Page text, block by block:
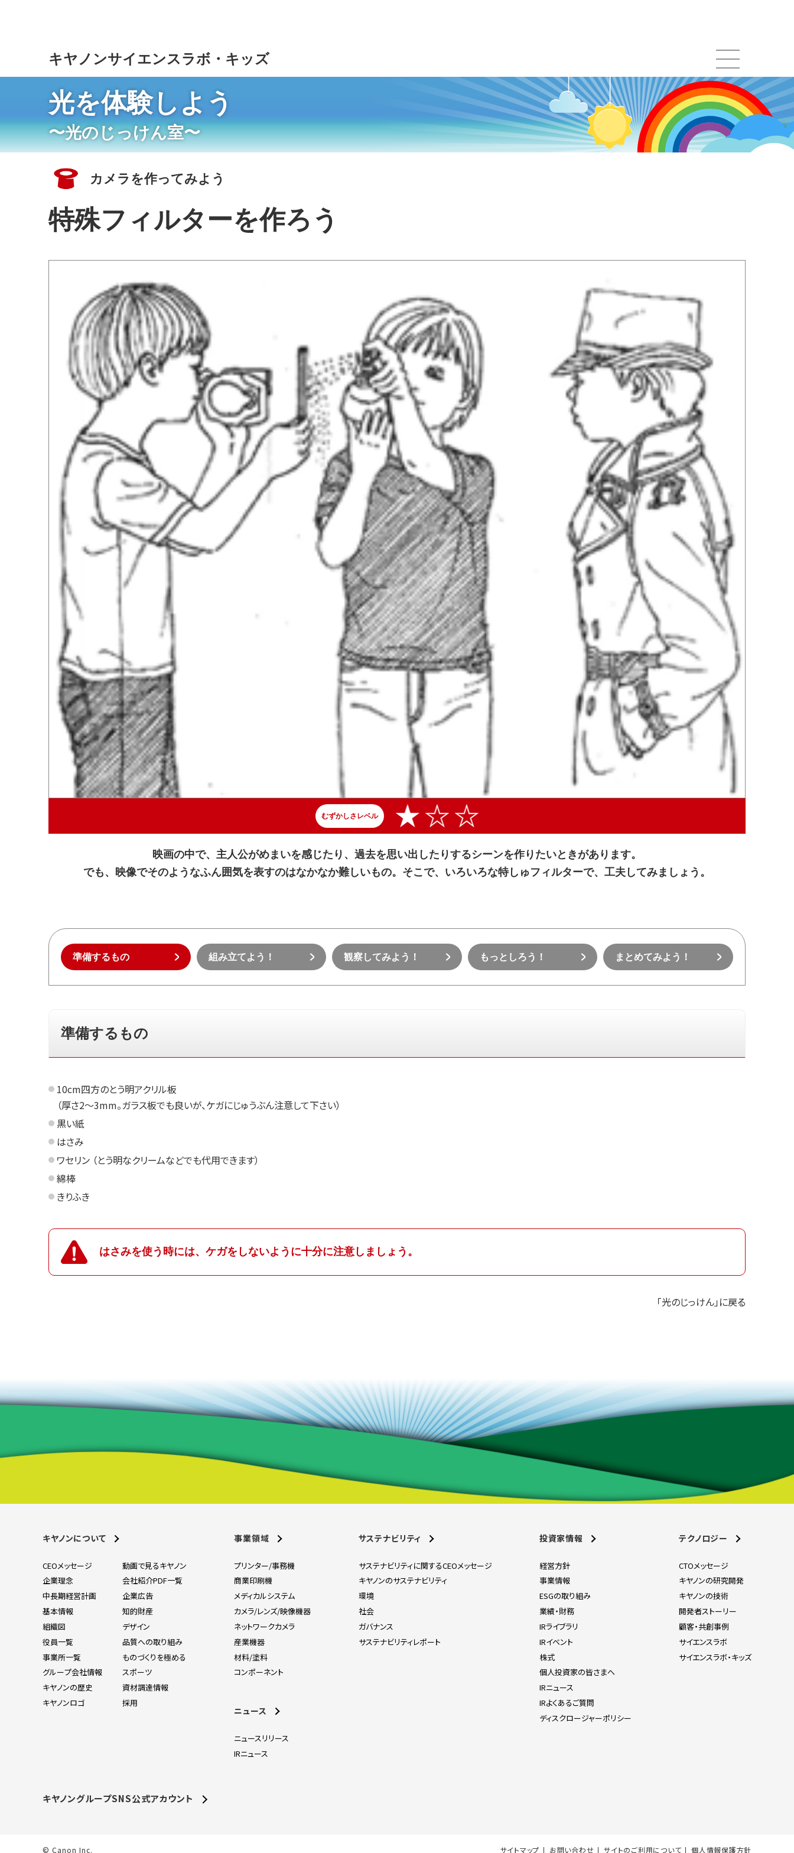
の
へ
移
動
キヤノンサイエンスラボ・キッズ
光を体験しよう
〜光のじっけん室〜
カメラを作ってみよう
特殊フィルターを作ろう
むずかしさレベル
映画の中で、主人公がめまいを感じたり、過去を思い出したりするシーンを作りたいときがあります。
でも、映像でそのようなふん囲気を表すのはなかなか難しいもの。そこで、いろいろな特しゅフィルターで、工夫してみましょう。
準備するもの 組み立てよう！ 観察してみよう！ もっとしろう！ まとめてみよう！
準備するもの
10cm四方のとう明アクリル板
（厚さ2～3mm。ガラス板でも良いが、ケガにじゅうぶん注意して下さい）
黒い紙
はさみ
ワセリン （とう明なクリームなどでも代用できます）
綿棒
きりふき
はさみを使う時には、ケガをしないように十分に注意しましょう。
「光のじっけん」に戻る
キヤノンについて
CEOメッセージ
企業理念
中長期経営計画
基本情報
組織図
役員一覧
事業所一覧
グループ会社情報
キヤノンの歴史
キヤノンロゴ
動画で見るキヤノン
会社紹介PDF一覧
企業広告
知的財産
デザイン
品質への取り組み
ものづくりを極める
スポーツ
資材調達情報
採用
事業領域
プリンター/事務機
商業印刷機
メディカルシステム
カメラ/レンズ/映像機器
ネットワークカメラ
産業機器
材料/塗料
コンポーネント
ニュース
ニュースリリース
IRニュース
サステナビリティ
サステナビリティに関するCEOメッセージ
キヤノンのサステナビリティ
環境
社会
ガバナンス
サステナビリティレポート
投資家情報
経営方針
事業情報
ESGの取り組み
業績・財務
IRライブラリ
IRイベント
株式
個人投資家の皆さまへ
IRニュース
IRよくあるご質問
ディスクロージャーポリシー
テクノロジー
CTOメッセージ
キヤノンの研究開発
キヤノンの技術
開発者ストーリー
顧客・共創事例
サイエンスラボ
サイエンスラボ・キッズ
キヤノングループSNS公式アカウント
サイトマップ お問い合わせ サイトのご利用について 個人情報保護方針
© Canon Inc.